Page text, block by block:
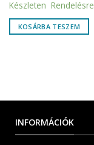
Készleten Rendelésre
KOSÁRBA TESZEM
INFORMÁCIÓK